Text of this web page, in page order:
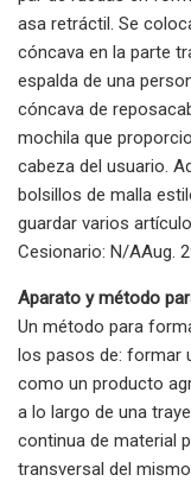
asa retráctil. Se
cóncava en la parte
espalda de una
cóncava de
mochila que
cabeza del usuario.
bolsillos de malla
guardar varios
Cesionario: N/AAug.
Aparato y método
Un método para
los pasos de: formar
como un producto
a lo largo de una
continua de material
transversal del